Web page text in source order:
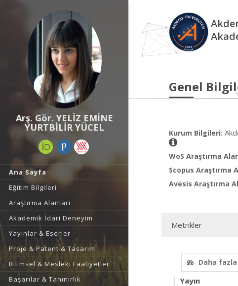
Arş. Gör. YELİZ EMİNE
YURTBİLİR YÜCEL
Ana Sayfa
Eğitim Bilgileri
Araştırma Alanları
Akademik İdari Deneyim
Yayınlar & Eserler
Proje & Patent & Tasarım
Bilimsel & Mesleki Faaliyetler
Başarılar & Tanınırlık
Genel
Kurum Bilgileri:
WoS Araştırma
Scopus Araştırma
Avesis Araştırma
Metrikler
Daha
Yayın